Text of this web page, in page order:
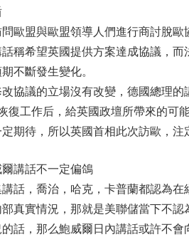
歐盟與歐盟領導人們進行商討脫
稱希望英國提供方案達成協議，
不斷發生變化。
協議的立場沒有改變，德國總理
復工作后，給英國政壇所帶來的可
定期待，所以英國首相此次訪歐，
講話不一定偏鴿
話，喬治，哈克，卡普蘭都認為
真實情況，那就是美聯儲當下不
話，那么鮑威爾日內講話或許不